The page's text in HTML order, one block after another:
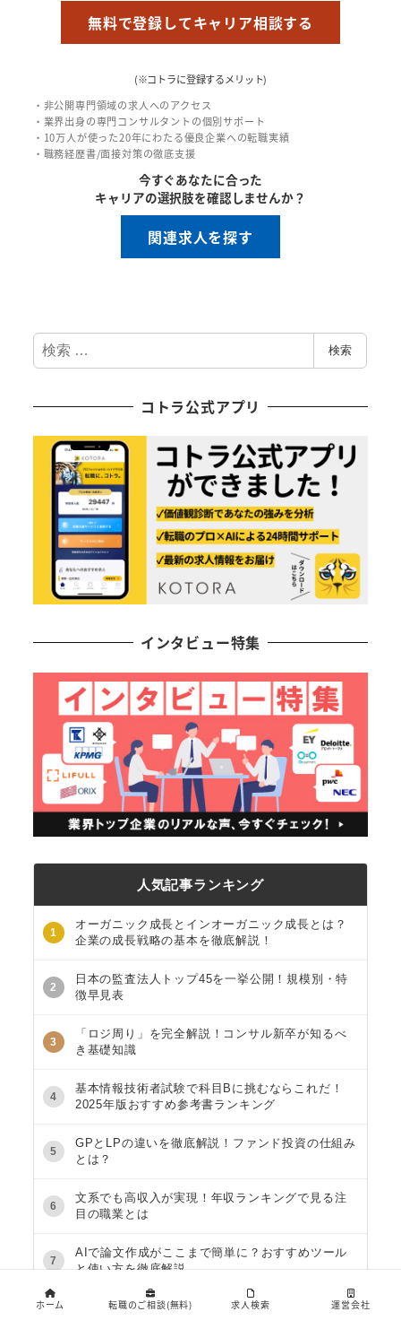
無料で登録してキャリア相談する
(※コトラに登録するメリット)
・非公開専門領域の求人へのアクセス
・業界出身の専門コンサルタントの個別サポート
・10万人が使った20年にわたる優良企業への転職実績
・職務経歴書/面接対策の徹底支援
今すぐあなたに合った
キャリアの選択肢を確認しませんか？
関連求人を探す
検
索
検索
コトラ公式アプリ
インタビュー特集
人気記事ランキング
1
オーガニック成長とインオーガニック成長とは？
企業の成長戦略の基本を徹底解説！
2
日本の監査法人トップ45を一挙公開！規模別・特
徴早見表
3
「ロジ周り」を完全解説！コンサル新卒が知るべ
き基礎知識
4
基本情報技術者試験で科目Bに挑むならこれだ！
2025年版おすすめ参考書ランキング
5
GPとLPの違いを徹底解説！ファンド投資の仕組み
とは？
6
文系でも高収入が実現！年収ランキングで見る注
目の職業とは
7
AIで論文作成がここまで簡単に？おすすめツール
と使い方を徹底解説
宅建と比較！不動産証券化マスターの難易度と実
ホーム 転職のご相談(無料) 求人検索 運営会社